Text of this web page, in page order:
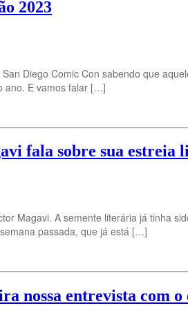
2023
Diego Comic Con sabendo que
ano. E vamos falar […]
fala sobre sua estreia
Magavi. A semente literária já tinha
passada, que já está […]
nossa entrevista com o